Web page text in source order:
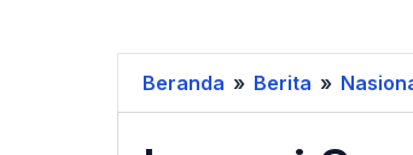
Beranda » Berita »